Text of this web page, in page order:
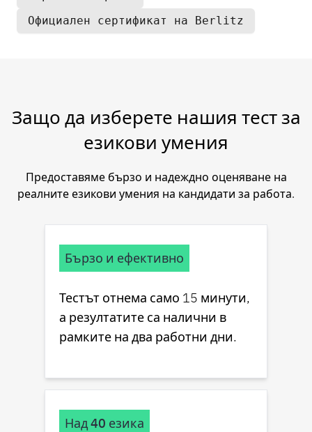
Официален сертификат на Berlitz
Защо да изберете нашия тест за
езикови умения
Предоставяме бързо и надеждно оценяване на
реалните езикови умения на кандидати за работа.
Бързо и ефективно
Тестът отнема само 15 минути,
а резултатите са налични в
рамките на два работни дни.
Над 40 езика